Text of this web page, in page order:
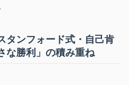
タンフォード式・自己肯
な勝利」の積み重ね